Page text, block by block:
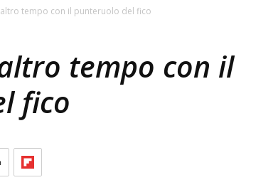
tempo con il punteruolo del fico
tempo con il
fico